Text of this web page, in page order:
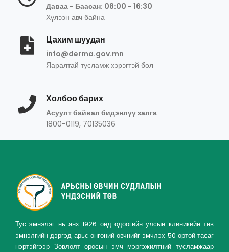
Даваа - Баасан: 08:00 - 16:30
Хүлээн авч байна
Цахим шуудан
info@derma.gov.mn
Яаралтай тусламж хэрэгтэй бол
Холбоо барих
Асуулт байвал бидэнлүү залга
1800-0119, 70135036
Тус эмнэлэг нь анх 1926 онд одоогийн улсын клиникийн төв
эмнэлгийн дэргэд арьс өнгөний өвчнийг эмчлэх 50 ортой тасаг
нэртэйгээр Зөвлөлт оросын эмч мэргэжилтний тусламжаар